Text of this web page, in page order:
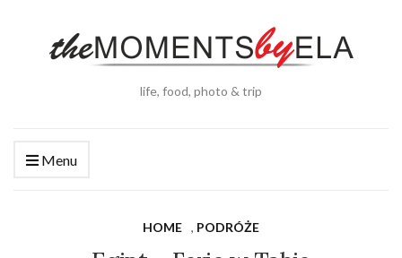
life, food, photo & trip
Menu
HOME , PODRÓŻE